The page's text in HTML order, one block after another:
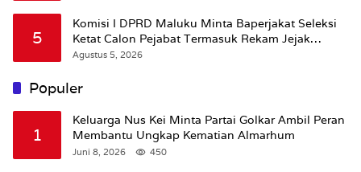
5
Komisi I DPRD Maluku Minta Baperjakat Seleksi
Ketat Calon Pejabat Termasuk Rekam Jejak
Hukum
Agustus 5, 2026
Populer
1
Keluarga Nus Kei Minta Partai Golkar Ambil Peran
Membantu Ungkap Kematian Almarhum
Juni 8, 2026 450